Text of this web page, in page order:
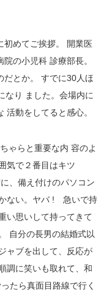
初めてご挨拶。 開業医
の小児科 診療部長。
だとか。 すでに30人ほ
なり ました。会場内に
活動をしてると感心。
ゃらと重要な内 容のよ
気で２番目はキツ
、備え付けのパソコン
ない。ヤバ ! 急いで持
い思いして持ってきて
自分の長男の結婚式以
ャブを出して、反応が
調に笑いも取れて、和
たら真面目路線で行く